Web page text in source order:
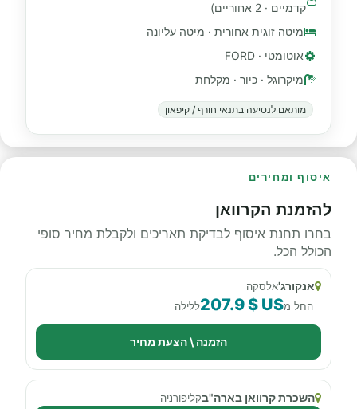
קדמיים · 2 אחוריים)
מיטה זוגית אחורית · מיטה עליונה
אוטומטי · FORD
מיקרוגל · כיור · מקלחת
מותאם לנסיעה בתנאי חורף / קיפאון
איסוף ומחירים
להזמנת הקרוואן
בחרו תחנת איסוף לבדיקת תאריכים ולקבלת מחיר סופי
הכולל הכל.
אנקורג'אלסקה
החל מ207.9 $ USללילה
הזמנה \ הצעת מחיר
השכרת קרוואן בארה"בקליפורניה